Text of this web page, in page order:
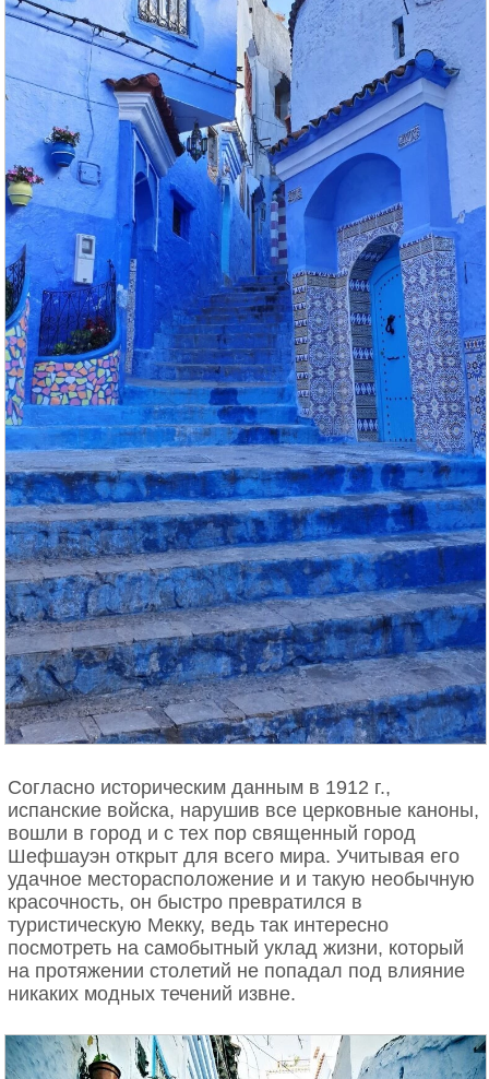
Согласно историческим данным в 1912 г.,
испанские войска, нарушив все церковные каноны,
вошли в город и с тех пор священный город
Шефшауэн открыт для всего мира. Учитывая его
удачное месторасположение и и такую необычную
красочность, он быстро превратился в
туристическую Мекку, ведь так интересно
посмотреть на самобытный уклад жизни, который
на протяжении столетий не попадал под влияние
никаких модных течений извне.